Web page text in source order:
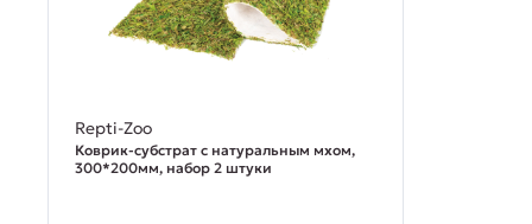
Repti-Zoo
Коврик-субстрат с натуральным мхом,
300*200мм, набор 2 штуки